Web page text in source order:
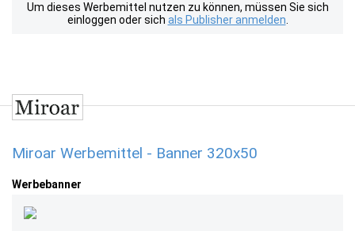
Um dieses Werbemittel nutzen zu können, müssen Sie sich
einloggen oder sich als Publisher anmelden
Miroar Werbemittel - Banner 320x50
Werbebanner